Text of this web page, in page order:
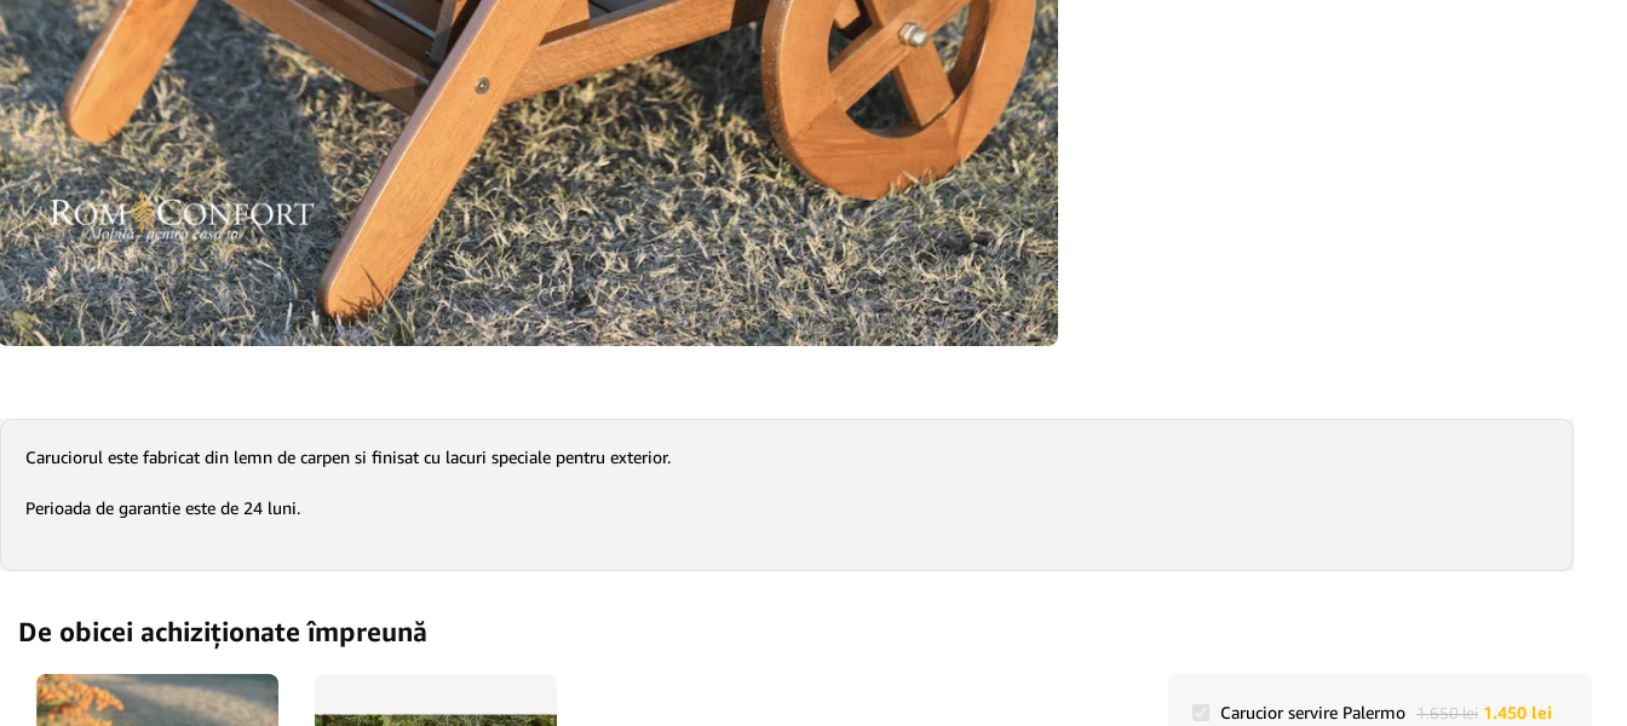
Caruciorul este fabricat din lemn de carpen si finisat cu lacuri speciale pentru exterior.
Perioada de garantie este de 24 luni.
De obicei achiziționate împreună
Carucior servire Palermo 1.650lei 1.450 lei